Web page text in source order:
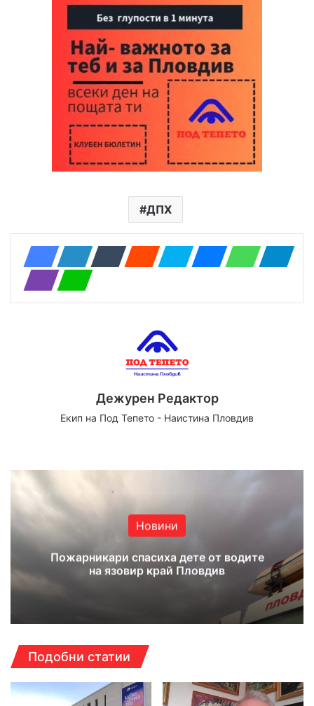
ДПХ
Дежурен Редактор
Екип на Под Тепето - Наистина Пловдив
Новини
Пожарникари спасиха дете от водите
на язовир край Пловдив
Подобни статии